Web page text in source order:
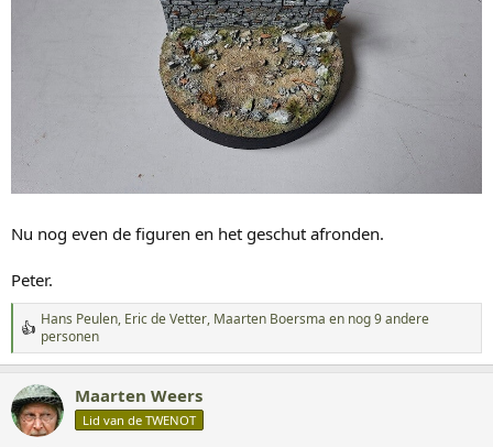
Nu nog even de figuren en het geschut afronden.
Peter.
W
a
a
r
d
e
Hans Peulen, Eric de Vetter, Maarten Boersma en nog 9 andere
personen
Maarten Weers
Lid van de TWENOT